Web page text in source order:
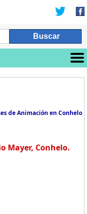
de Animación en Conhelo
Mayer, Conhelo.